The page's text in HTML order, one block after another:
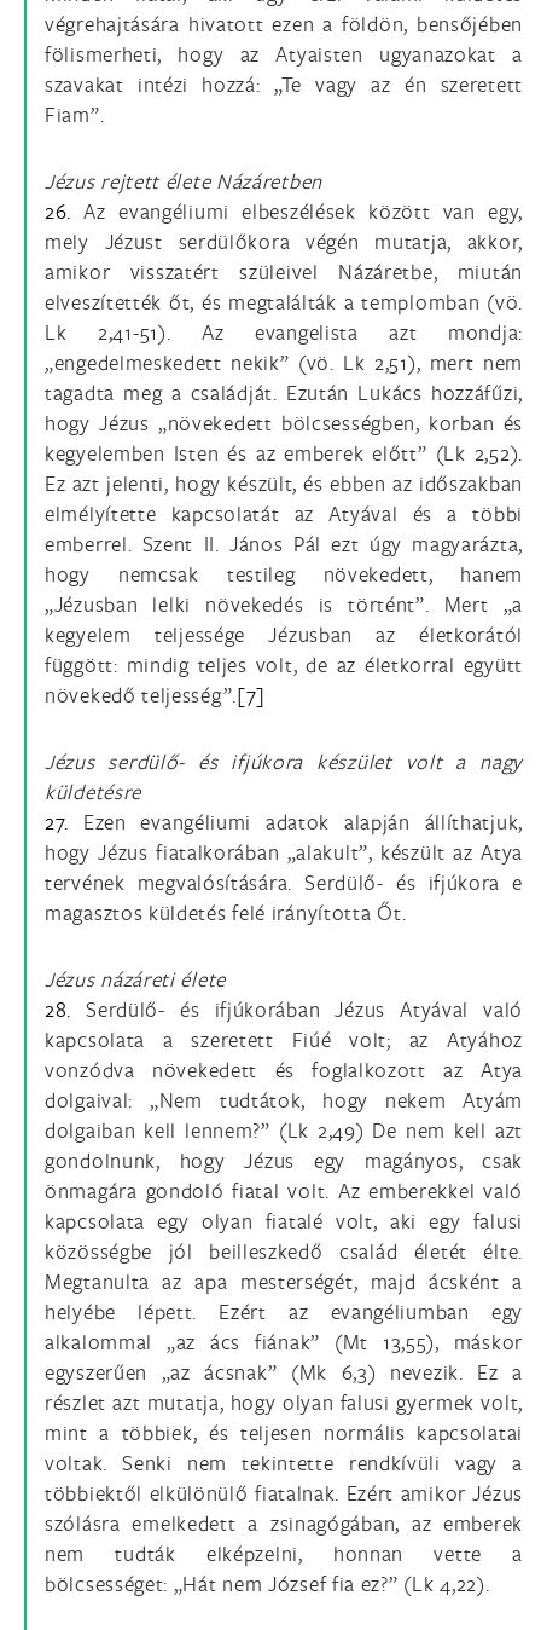
végrehajtására hivatott ezen a földön, bensőjében
fölismerheti, hogy az Atyaisten ugyanazokat a
szavakat intézi hozzá: „Te vagy az én szeretett
Fiam”.
Jézus rejtett élete Názáretben
26. Az evangéliumi elbeszélések között van egy,
mely Jézust serdülőkora végén mutatja, akkor,
amikor visszatért szüleivel Názáretbe, miután
elveszítették őt, és megtalálták a templomban (vö.
Lk 2,41-51). Az evangelista azt mondja:
„engedelmeskedett nekik” (vö. Lk 2,51), mert nem
tagadta meg a családját. Ezután Lukács hozzáfűzi,
hogy Jézus „növekedett bölcsességben, korban és
kegyelemben Isten és az emberek előtt” (Lk 2,52).
Ez azt jelenti, hogy készült, és ebben az időszakban
elmélyítette kapcsolatát az Atyával és a többi
emberrel. Szent II. János Pál ezt úgy magyarázta,
hogy nemcsak testileg növekedett, hanem
„Jézusban lelki növekedés is történt”. Mert „a
kegyelem teljessége Jézusban az életkorától
függött: mindig teljes volt, de az életkorral együtt
növekedő teljesség”.[7]
Jézus serdülő- és ifjúkora készület volt a nagy
küldetésre
27. Ezen evangéliumi adatok alapján állíthatjuk,
hogy Jézus fiatalkorában „alakult”, készült az Atya
tervének megvalósítására. Serdülő- és ifjúkora e
magasztos küldetés felé irányította Őt.
Jézus názáreti élete
28. Serdülő- és ifjúkorában Jézus Atyával való
kapcsolata a szeretett Fiúé volt; az Atyához
vonzódva növekedett és foglalkozott az Atya
dolgaival: „Nem tudtátok, hogy nekem Atyám
dolgaiban kell lennem?” (Lk 2,49) De nem kell azt
gondolnunk, hogy Jézus egy magányos, csak
önmagára gondoló fiatal volt. Az emberekkel való
kapcsolata egy olyan fiatalé volt, aki egy falusi
közösségbe jól beilleszkedő család életét élte.
Megtanulta az apa mesterségét, majd ácsként a
helyébe lépett. Ezért az evangéliumban egy
alkalommal „az ács fiának” (Mt 13,55), máskor
egyszerűen „az ácsnak” (Mk 6,3) nevezik. Ez a
részlet azt mutatja, hogy olyan falusi gyermek volt,
mint a többiek, és teljesen normális kapcsolatai
voltak. Senki nem tekintette rendkívüli vagy a
többiektől elkülönülő fiatalnak. Ezért amikor Jézus
szólásra emelkedett a zsinagógában, az emberek
nem tudták elképzelni, honnan vette a
bölcsességet: „Hát nem József fia ez?” (Lk 4,22).